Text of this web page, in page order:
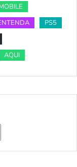
PS5
AQUI